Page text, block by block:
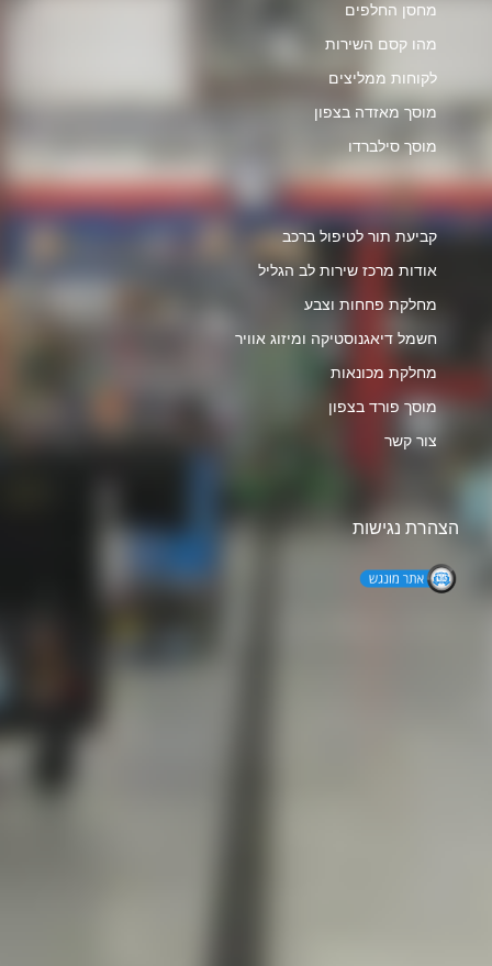
מחסן החלפים
מהו קסם השירות
לקוחות ממליצים
מוסך מאזדה בצפון
מוסך סילברדו
קביעת תור לטיפול ברכב
אודות מרכז שירות לב הגליל
מחלקת פחחות וצבע
חשמל דיאגנוסטיקה ומיזוג אוויר
מחלקת מכונאות
מוסך פורד בצפון
צור קשר
הצהרת נגישות